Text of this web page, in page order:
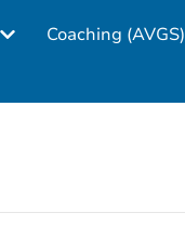
Coaching (AVGS)